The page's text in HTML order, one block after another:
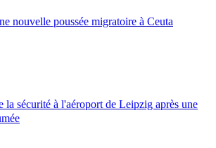
nouvelle poussée migratoire à Ceuta
sécurité à l'aéroport de Leipzig après une